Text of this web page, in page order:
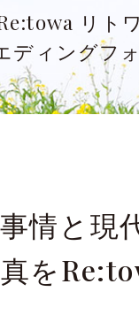
大宮
予約・相
リト
ディングフ
情と現
を